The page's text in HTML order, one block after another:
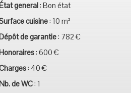
État general: Bon état
cuisine: 10 m²
Dépôt de garantie: 782 €
Honoraires: 600 €
: 40 €
Nb. de WC: 1